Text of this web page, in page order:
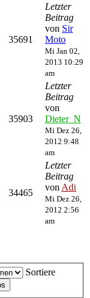
35691
Letzter
Beitrag
von Sir
Moto
Mi Jan 02,
2013 10:29
am
35903
Letzter
Beitrag
von
Dieter_N
Mi Dez 26,
2012 9:48
am
34465
Letzter
Beitrag
von Adi
Mi Dez 26,
2012 2:56
am
Sortiere